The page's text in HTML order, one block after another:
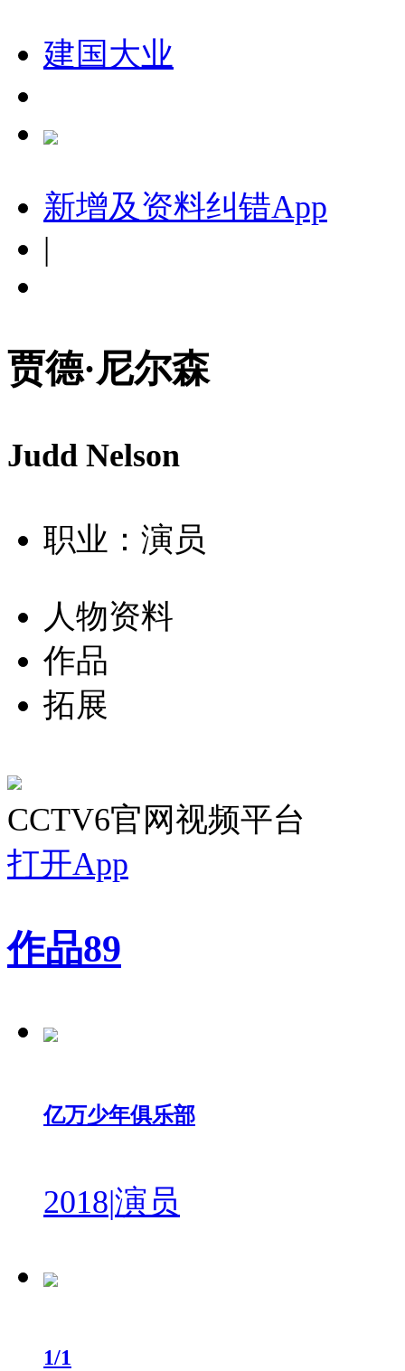
建国大业
新增及资料纠错App
|
贾德·尼尔森
Judd Nelson
职业：演员
人物资料
作品
拓展
CCTV6官网视频平台
打开App
作品89
亿万少年俱乐部
2018|演员
1/1